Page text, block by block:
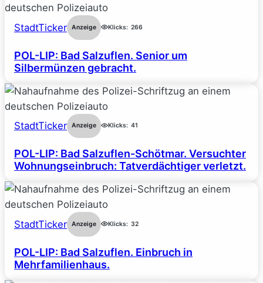
StadtTicker Anzeige Klicks: 266
POL-LIP: Bad Salzuflen. Senior um
Silbermünzen gebracht.
StadtTicker Anzeige Klicks: 41
POL-LIP: Bad Salzuflen-Schötmar. Versuchter
Wohnungseinbruch: Tatverdächtiger verletzt.
StadtTicker Anzeige Klicks: 32
POL-LIP: Bad Salzuflen. Einbruch in
Mehrfamilienhaus.